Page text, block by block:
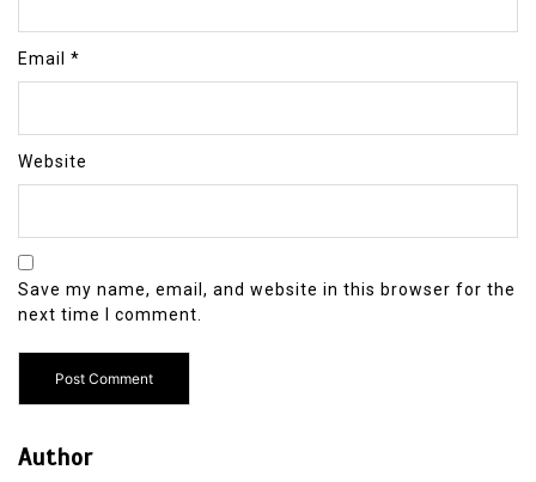
Email *
Website
Save my name, email, and website in this browser for the
next time I comment.
Author